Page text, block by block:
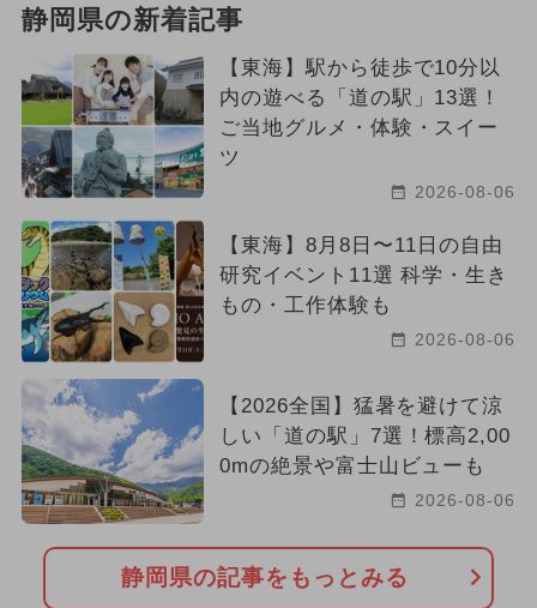
静岡県の新着記事
【東海】駅から徒歩で10分以
内の遊べる「道の駅」13選！
ご当地グルメ・体験・スイー
ツ
2026-08-06
【東海】8月8日〜11日の自由
研究イベント11選 科学・生き
もの・工作体験も
2026-08-06
【2026全国】猛暑を避けて涼
しい「道の駅」7選！標高2,00
0mの絶景や富士山ビューも
2026-08-06
静岡県の記事をもっとみる